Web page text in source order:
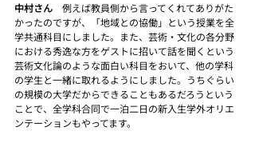
中村さん 例えば教員側から言ってくれてありがた
かったのですが、「地域との協働」という授業を全
学共通科目にしました。また、芸術・文化の各分野
における秀逸な方をゲストに招いて話を聞くという
芸術文化論のような面白い科目をおいて、他の学科
の学生と一緒に取れるようにしました。うちぐらい
の規模の大学だからできることもあるだろうという
ことで、全学科合同で一泊二日の新入生学外オリエ
ンテーションもやってます。